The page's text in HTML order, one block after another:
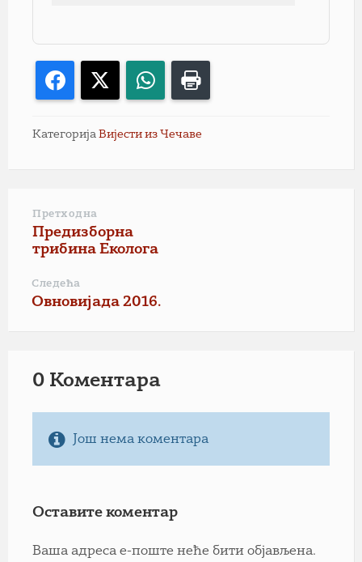
Facebook WhatsApp
Категорија Вијести из Чечаве
Претходна
Предизборна
трибина Еколога
Следећа
Овновијада 2016.
0 Коментарa
Још нема коментара
Оставите коментар
Ваша адреса е-поште неће бити објављена.